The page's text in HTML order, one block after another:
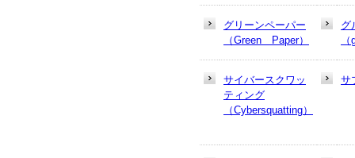
グリーンペーパー
（Green Paper）
グ
サイバースクワッ
ティング
（Cybersquatting）
サ